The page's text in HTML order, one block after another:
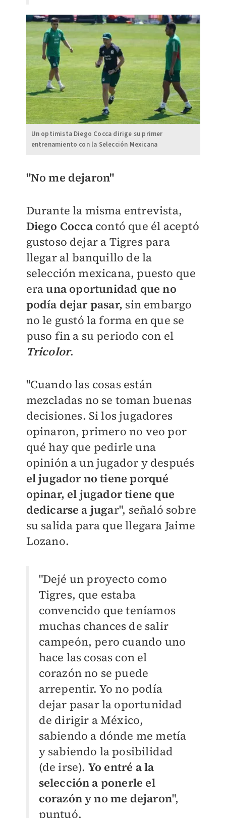
Un optimista Diego Cocca dirige su primer
entrenamiento con la Selección Mexicana
"No me dejaron"
Durante la misma entrevista,
Diego Coccacontó que él aceptó
gustoso dejar a Tigres para
llegar al banquillo de la
selección mexicana, puesto que
erauna oportunidad que no
podía dejar pasar, sin embargo
no le gustó la forma en que se
puso fin a su periodo con el
Tricolor.
"Cuando las cosas están
mezcladas no se toman buenas
decisiones. Si los jugadores
opinaron, primero no veo por
qué hay que pedirle una
opinión a un jugador y después
el jugador no tiene porqué
opinar, el jugador tiene que
dedicarse a jugar", señaló sobre
su salida para que llegara Jaime
Lozano.
"Dejé un proyecto como
Tigres, que estaba
convencido que teníamos
muchas chances de salir
campeón, pero cuando uno
hace las cosas con el
corazón no se puede
arrepentir. Yo no podía
dejar pasar la oportunidad
de dirigir a México,
sabiendo a dónde me metía
y sabiendo la posibilidad
(de irse). Yo entré a la
selección a ponerle el
corazón y no me dejaron",
puntuó.